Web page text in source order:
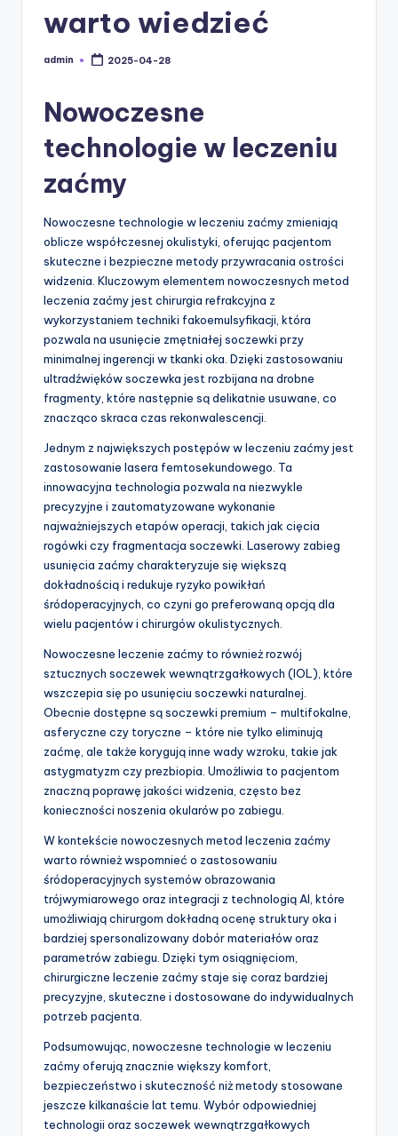
warto wiedzieć
Posted
admin 2025-04-28
Nowoczesne
technologie w leczeniu
zaćmy
Nowoczesne technologie w leczeniu zaćmy zmieniają
oblicze współczesnej okulistyki, oferując pacjentom
skuteczne i bezpieczne metody przywracania ostrości
widzenia. Kluczowym elementem nowoczesnych metod
leczenia zaćmy jest chirurgia refrakcyjna z
wykorzystaniem techniki fakoemulsyfikacji, która
pozwala na usunięcie zmętniałej soczewki przy
minimalnej ingerencji w tkanki oka. Dzięki zastosowaniu
ultradźwięków soczewka jest rozbijana na drobne
fragmenty, które następnie są delikatnie usuwane, co
znacząco skraca czas rekonwalescencji.
Jednym z największych postępów w leczeniu zaćmy jest
zastosowanie lasera femtosekundowego. Ta
innowacyjna technologia pozwala na niezwykle
precyzyjne i zautomatyzowane wykonanie
najważniejszych etapów operacji, takich jak cięcia
rogówki czy fragmentacja soczewki. Laserowy zabieg
usunięcia zaćmy charakteryzuje się większą
dokładnością i redukuje ryzyko powikłań
śródoperacyjnych, co czyni go preferowaną opcją dla
wielu pacjentów i chirurgów okulistycznych.
Nowoczesne leczenie zaćmy to również rozwój
sztucznych soczewek wewnątrzgałkowych (IOL), które
wszczepia się po usunięciu soczewki naturalnej.
Obecnie dostępne są soczewki premium – multifokalne,
asferyczne czy toryczne – które nie tylko eliminują
zaćmę, ale także korygują inne wady wzroku, takie jak
astygmatyzm czy prezbiopia. Umożliwia to pacjentom
znaczną poprawę jakości widzenia, często bez
konieczności noszenia okularów po zabiegu.
W kontekście nowoczesnych metod leczenia zaćmy
warto również wspomnieć o zastosowaniu
śródoperacyjnych systemów obrazowania
trójwymiarowego oraz integracji z technologią AI, które
umożliwiają chirurgom dokładną ocenę struktury oka i
bardziej spersonalizowany dobór materiałów oraz
parametrów zabiegu. Dzięki tym osiągnięciom,
chirurgiczne leczenie zaćmy staje się coraz bardziej
precyzyjne, skuteczne i dostosowane do indywidualnych
potrzeb pacjenta.
Podsumowując, nowoczesne technologie w leczeniu
zaćmy oferują znacznie większy komfort,
bezpieczeństwo i skuteczność niż metody stosowane
jeszcze kilkanaście lat temu. Wybór odpowiedniej
technologii oraz soczewek wewnątrzgałkowych